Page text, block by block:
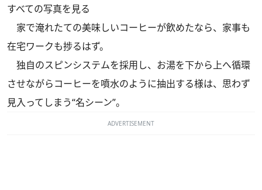
すべての写真を見る
家で淹れたての美味しいコーヒーが飲めたなら、家事も
在宅ワークも捗るはず。
独自のスピンシステムを採用し、お湯を下から上へ循環
させながらコーヒーを噴水のように抽出する様は、思わず
見入ってしまう“名シーン”。
ADVERTISEMENT